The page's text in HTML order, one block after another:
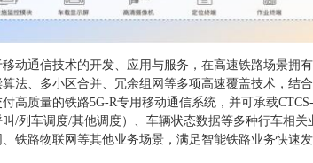
动通信技术的开发、应用与服务，在高速铁路场景拥
法、多小区合并、冗余组网等多项高速覆盖技术，结
高质量的铁路5G-R专用移动通信系统，并可承载
/列车调度/其他调度）、车辆状态数据等多种行车相关
铁路物联网等其他业务场景，满足智能铁路业务快速发